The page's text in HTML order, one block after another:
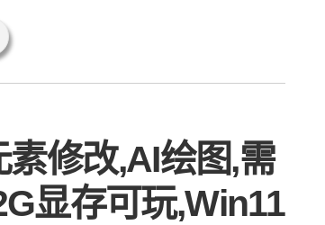
修改,AI绘图,需
显存可玩,Win11